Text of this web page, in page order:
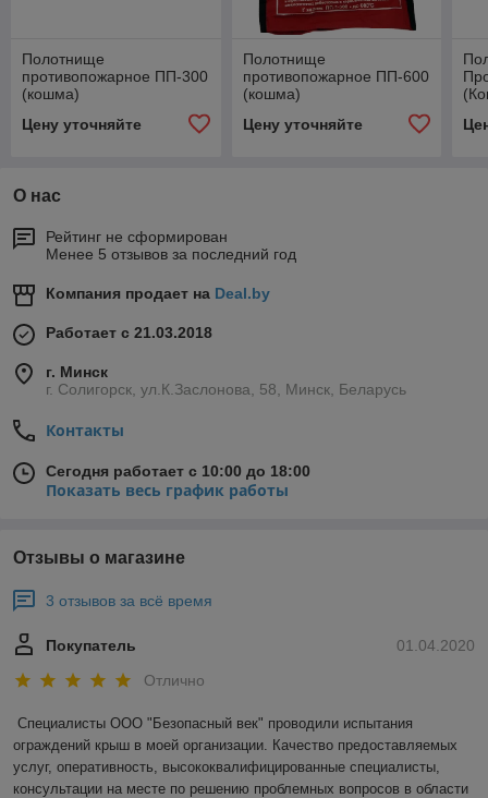
Полотнище
противопожарное ПП-300
(кошма)
Цену уточняйте
Полотнище
противопожарное ПП-600
(кошма)
Цену уточняйте
О нас
Рейтинг не сформирован
Менее 5 отзывов за последний год
Компания продает на Deal.by
Работает с 21.03.2018
г. Минск
г. Солигорск, ул.К.Заслонова, 58, Минск, Беларусь
Контакты
Сегодня работает с 10:00 до 18:00
Показать весь график работы
Отзывы о магазине
3 отзывов за всё время
01.04.2020
Покупатель
Отлично
Специалисты ООО "Безопасный век" проводили испытания
ограждений крыш в моей организации. Качество предоставляемых
услуг, оперативность, высококвалифицированные специалисты,
консультации на месте по решению проблемных вопросов в области